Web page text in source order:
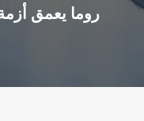
روما يعمق